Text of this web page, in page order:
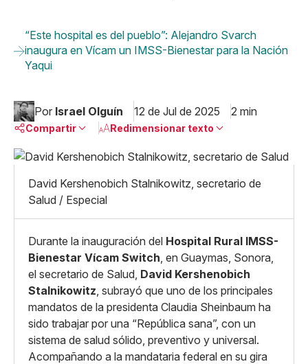
“Este hospital es del pueblo”: Alejandro Svarch
inaugura en Vícam un IMSS-Bienestar para la Nación
Yaqui
Por Israel Olguín 12 de Jul de 2025 2 min
Compartir
Facebook
X
Whatsapp
Copiar enlace
Redimensionar texto
Mediano
David Kershenobich Stalnikowitz, secretario de
Salud / Especial
Durante la inauguración del Hospital Rural IMSS-
Bienestar Vícam Switch, en Guaymas, Sonora,
el secretario de Salud, David Kershenobich
Stalnikowitz, subrayó que uno de los principales
mandatos de la presidenta Claudia Sheinbaum ha
sido trabajar por una “República sana”, con un
sistema de salud sólido, preventivo y universal.
Acompañando a la mandataria federal en su gira